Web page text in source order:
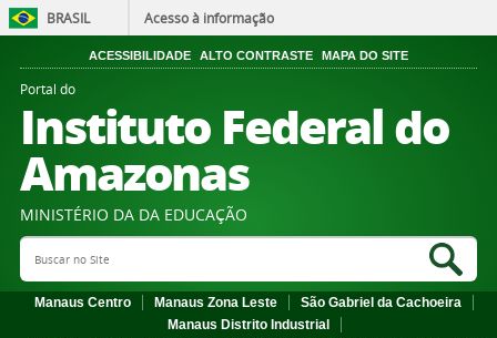
BRASIL Acesso à informação
ACESSIBILIDADE ALTO CONTRASTE MAPA DO SITE
Portal do
Instituto Federal do
Amazonas
MINISTÉRIO DA DA EDUCAÇÃO
Search Site
Manaus Centro Manaus Zona Leste
São Gabriel da Cachoeira
Manaus Distrito Industrial